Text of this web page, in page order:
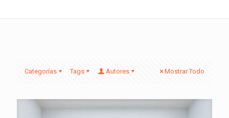
Categorías Tags Autores Mostrar Todo